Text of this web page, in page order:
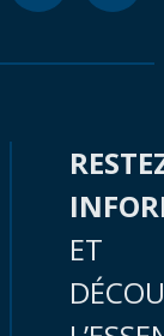
ET